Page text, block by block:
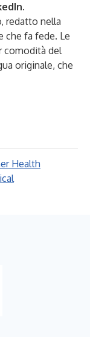
.
redatto nella
che fa fede. Le
comodità del
originale, che
Health